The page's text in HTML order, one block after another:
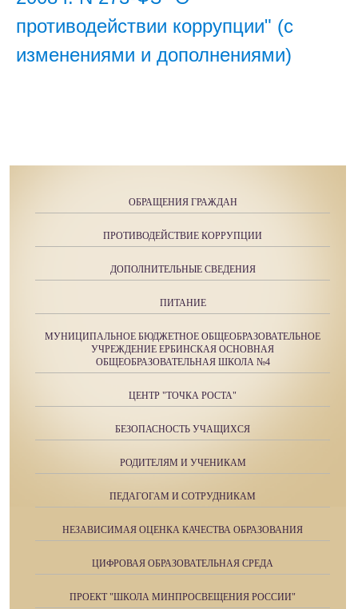
противодействии коррупции" (с
изменениями и дополнениями)
ОБРАЩЕНИЯ ГРАЖДАН
ПРОТИВОДЕЙСТВИЕ КОРРУПЦИИ
ДОПОЛНИТЕЛЬНЫЕ СВЕДЕНИЯ
ПИТАНИЕ
МУНИЦИПАЛЬНОЕ БЮДЖЕТНОЕ ОБЩЕОБРАЗОВАТЕЛЬНОЕ
УЧРЕЖДЕНИЕ ЕРБИНСКАЯ ОСНОВНАЯ
ОБЩЕОБРАЗОВАТЕЛЬНАЯ ШКОЛА №4
ЦЕНТР "ТОЧКА РОСТА"
БЕЗОПАСНОСТЬ УЧАЩИХСЯ
РОДИТЕЛЯМ И УЧЕНИКАМ
ПЕДАГОГАМ И СОТРУДНИКАМ
НЕЗАВИСИМАЯ ОЦЕНКА КАЧЕСТВА ОБРАЗОВАНИЯ
ЦИФРОВАЯ ОБРАЗОВАТЕЛЬНАЯ СРЕДА
ПРОЕКТ "ШКОЛА МИНПРОСВЕЩЕНИЯ РОССИИ"